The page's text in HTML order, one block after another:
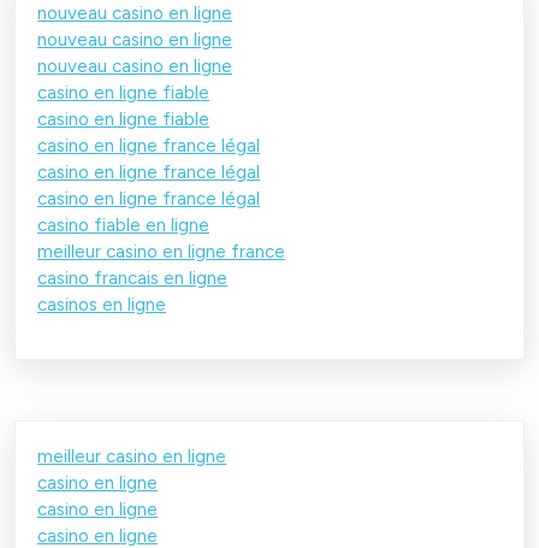
nouveau casino en ligne
nouveau casino en ligne
nouveau casino en ligne
casino en ligne fiable
casino en ligne fiable
casino en ligne france légal
casino en ligne france légal
casino en ligne france légal
casino fiable en ligne
meilleur casino en ligne france
casino francais en ligne
casinos en ligne
meilleur casino en ligne
casino en ligne
casino en ligne
casino en ligne